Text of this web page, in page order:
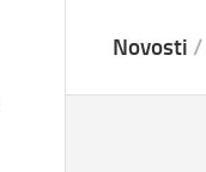
Novosti /